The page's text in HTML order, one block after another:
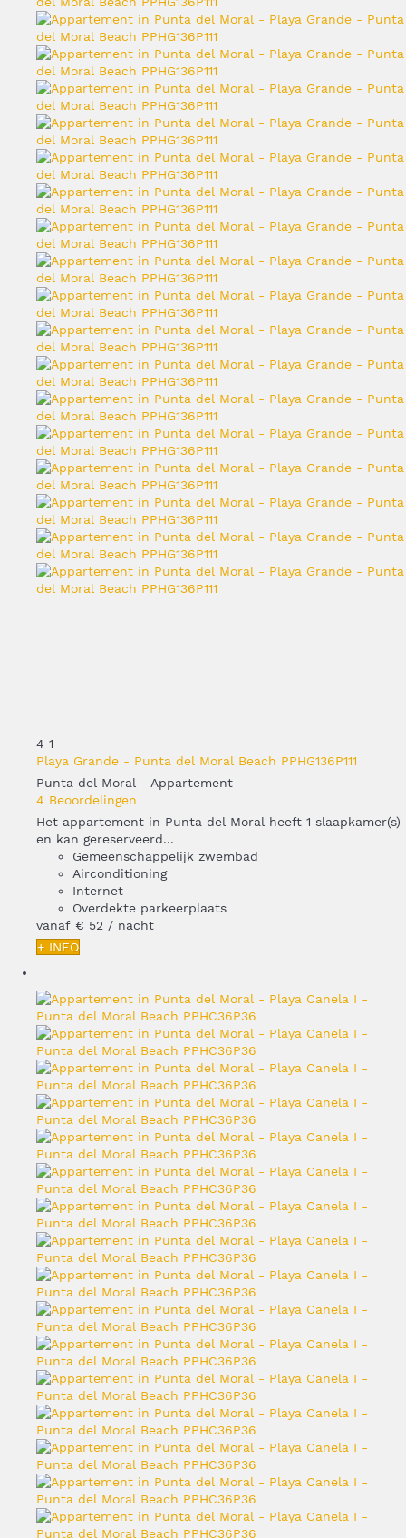
4 1
Playa Grande - Punta del Moral Beach PPHG136P111
Punta del Moral - Appartement
4 Beoordelingen
Het appartement in Punta del Moral heeft 1 slaapkamer(s)
en kan gereserveerd...
Gemeenschappelijk zwembad
Airconditioning
Internet
Overdekte parkeerplaats
vanaf € 52 / nacht
+ INFO